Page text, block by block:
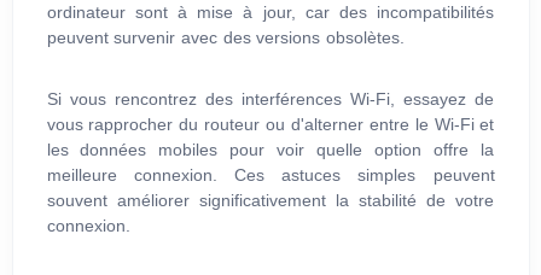
ordinateur sont à mise à jour, car des incompatibilités
peuvent survenir avec des versions obsolètes.
Si vous rencontrez des interférences Wi-Fi, essayez de
vous rapprocher du routeur ou d'alterner entre le Wi-Fi et
les données mobiles pour voir quelle option offre la
meilleure connexion. Ces astuces simples peuvent
souvent améliorer significativement la stabilité de votre
connexion.